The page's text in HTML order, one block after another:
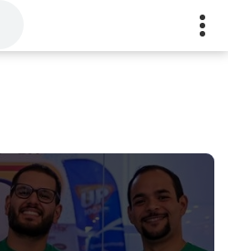
marioborim@radioupconquista.com.br